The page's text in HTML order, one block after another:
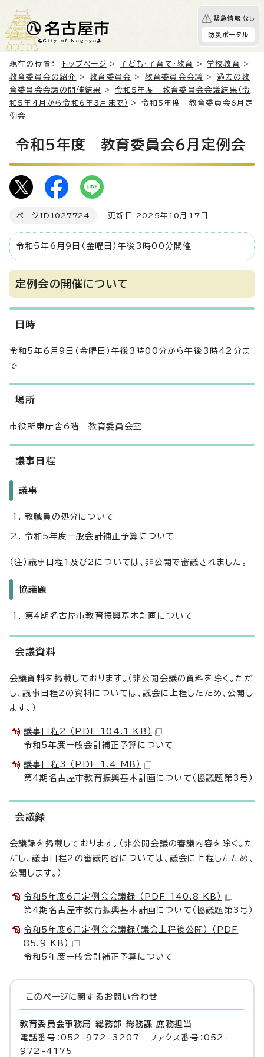
緊急情報なし
防災ポータル
現在の位置： トップページ >子ども・子育て・教育 >学校教育
>
教育委員会の紹介
>教育委員会 > 教育委員会会議 > 過去の教
育委員会会議の開催結果
> 令和5年度 教育委員会会議結果（令
和5年4月から令和6年3月まで）
> 令和5年度 教育委員会6月定
例会
令和5年度 教育委員会6月定例会
ページID 1027724 更新日 2025年10月17日
令和5年6月9日（金曜日）午後3時00分開催
定例会の開催について
日時
令和5年6月9日（金曜日）午後3時00分から午後3時42分ま
で
場所
市役所東庁舎6階 教育委員会室
議事日程
議事
教職員の処分について
令和5年度一般会計補正予算について
（注）議事日程1及び2については、非公開で審議されました。
協議題
第4期名古屋市教育振興基本計画について
会議資料
会議資料を掲載しております。（非公開会議の資料を除く。ただ
し、議事日程2の資料については、議会に上程したため、公開し
ます。）
議事日程2 （PDF 104.1 KB）
令和5年度一般会計補正予算について
議事日程3 （PDF 1.4 MB）
第4期名古屋市教育振興基本計画について（協議題第3号）
会議録
会議録を掲載しております。（非公開会議の審議内容を除く。た
だし、議事日程2の審議内容については、議会に上程したため、
公開します。）
令和5年度6月定例会会議録 （PDF 140.8 KB）
第4期名古屋市教育振興基本計画について（協議題第3号）
令和5年度6月定例会会議録（議会上程後公開） （PDF
85.9 KB）
令和5年度一般会計補正予算について
このページに関する お問い合わせ
教育委員会事務局 総務部 総務課 庶務担当
電話番号：052-972-3207 ファクス番号：052-
972-4175